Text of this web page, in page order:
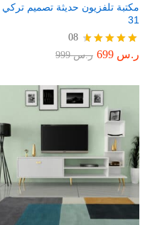
مكتبة تلفزيون حديثة تصميم تركي
31
تم التقييم
08
ر.س ر.س999